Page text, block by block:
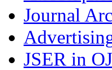
Journal
JSER in